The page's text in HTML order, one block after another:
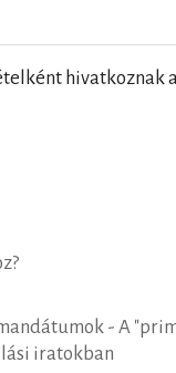
hivatkoznak
- A
iratokban